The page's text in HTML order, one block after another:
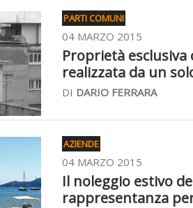
PARTI COMUNI
04 MARZO 2015
Proprietà esclusiva
realizzata da un
DI DARIO FERRARA
AZIENDE
04 MARZO 2015
Il noleggio estivo
rappresentanza